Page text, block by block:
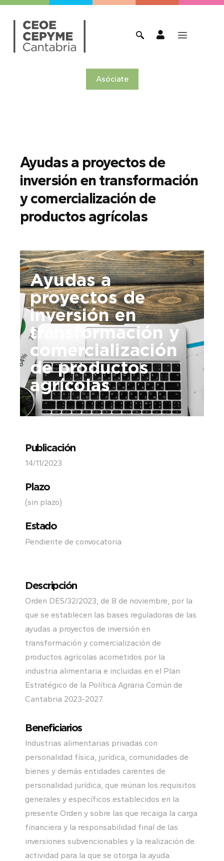
Asóciate
Ayudas a proyectos de
inversión en transformación
y comercialización de
productos agrícolas
Ayudas a
proyectos de
inversión en
transformación y
comercialización
de productos
agrícolas
Publicación
14/11/2023
Plazo
(sin plazo)
Estado
Pendiente de convocatoria
Descripción
Orden DES/32/2023, de 8 de noviembre, por la
que se establecen las bases reguladoras de las
ayudas a proyectos de inversión en
transformación y comercialización de
productos agrícolas acometidos por la
industria alimentaria e incluidas en el Plan
Estratégico de la Política Agraria Común de
Cantabria 2023-2027.
Beneficiarios
Industrias alimentarias privadas con
personalidad física, jurídica, comunidades de
bienes y demás entidades carentes de
personalidad jurídica, que reúnan los requisitos
generales y específicos establecidos en la
presente Orden y sobre las que recaiga la carga
financiera y la responsabilidad final de las
inversiones subvencionables y la realización de
actividad para la que se otorga la ayuda.